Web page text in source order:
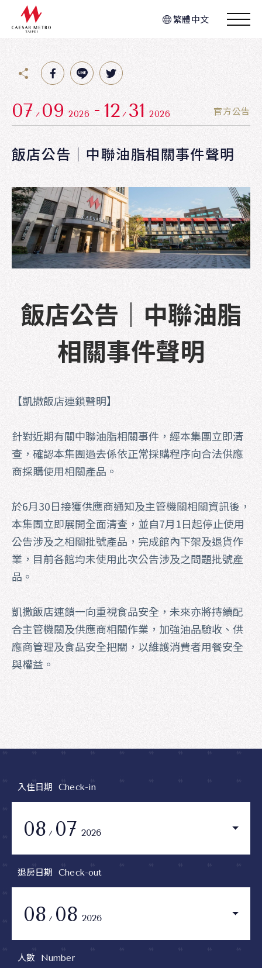
07 09 2026 12 31 2026 官方公告
飯店公告｜中聯油脂相關事件聲明
飯店公告｜中聯油脂
相關事件聲明
【凱撒飯店連鎖聲明】
針對近期有關中聯油脂相關事件，經本集團立即清
查，確認本集團過去係依正常採購程序向合法供應
商採購使用相關產品。
於6月30日接獲供應商通知及主管機關相關資訊後，
本集團立即展開全面清查，並自7月1日起停止使用
公告涉及之相關批號產品，完成館內下架及退貨作
業，目前各館均未使用此次公告涉及之問題批號產
品。
凱撒飯店連鎖一向重視食品安全，未來亦將持續配
合主管機關及供應商相關作業，加強油品驗收、供
應商管理及食品安全把關，以維護消費者用餐安全
與權益。
入住日期 Check-in
08 07 2026
退房日期 Check-out
08 08 2026
人數 Number
繁體中文